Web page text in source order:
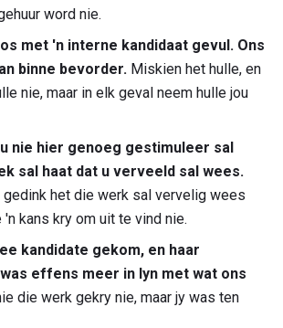
word nie.
met 'n interne kandidaat gevul. Ons
binne bevorder. Miskien het hulle, en
nie, maar in elk geval neem hulle jou
nie hier genoeg gestimuleer sal
sal haat dat u verveeld sal wees.
het die werk sal vervelig wees
'n kans kry om uit te vind nie.
kandidate gekom, en haar
effens meer in lyn met wat ons
die werk gekry nie, maar jy was ten